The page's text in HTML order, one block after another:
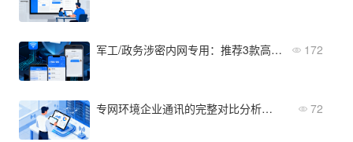
军工/政务涉密内网专用：推荐3款高安全即时通讯软件 172
专网环境企业通讯的完整对比分析（附判断清单） 72